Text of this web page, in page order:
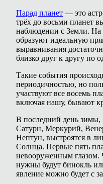
Парад планет — это
трёх до восьми планет
наблюдении с Земли. На
образуют идеальную
выравнивания
близко друг к другу по
Такие события
периодичностью, но
участвуют все восемь
включая нашу, бывают
В последний день зимы,
Сатурн, Меркурий,
Нептун, выстроятся в
Солнца. Первые пять
невооруженным глазом.
нужны будут бинокль
явление можно будет с